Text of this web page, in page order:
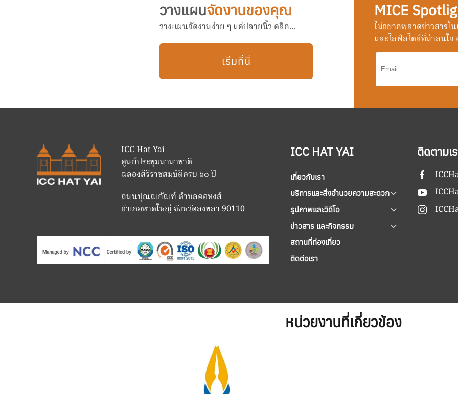
วางแผนจัดงานของคุณ
วางแผนจัดงานง่าย ๆ แค่ปลายนิ้ว คลิก...
เริ่มที่นี่
MICE
ไม่อยากพลาดข่าวสารใ
และไลฟ์สไตล์ที่น่าสนใจ
ICC Hat Yai
ศูนย์ประชุมนานาชาติ
ฉลองสิริราชสมบัติครบ ๖๐ ปี
ถนนปุณณกัณฑ์ ตำบลคอหงส์
อำเภอหาดใหญ่ จังหวัดสงขลา 90110
ICC HAT YAI
เกี่ยวกับเรา
บริการและสิ่งอำนวยความสะดวก
รูปภาพและวิดีโอ
ข่าวสาร และกิจกรรม
สถานที่ท่องเที่ยว
ติดต่อเรา
ติดตามเ
หน่วยงานที่เกี่ยวข้อง